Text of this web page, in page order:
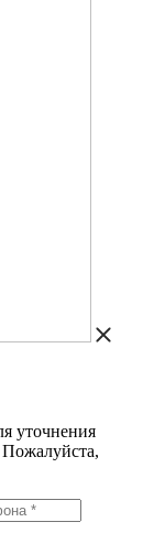
уточнения